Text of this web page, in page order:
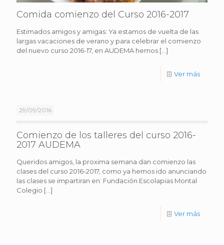
Comida comienzo del Curso 2016-2017
Estimados amigos y amigas: Ya estamos de vuelta de las
largas vacaciones de verano y para celebrar el comienzo
del nuevo curso 2016-17, en AUDEMA hemos […]
Ver más
29/09/2016
Comienzo de los talleres del curso 2016-
2017 AUDEMA
Queridos amigos, la proxima semana dan comienzo las
clases del curso 2016-2017, como ya hemos ido anunciando
las clases se impartiran en: Fundación Escolapias Montal
Colegio […]
Ver más